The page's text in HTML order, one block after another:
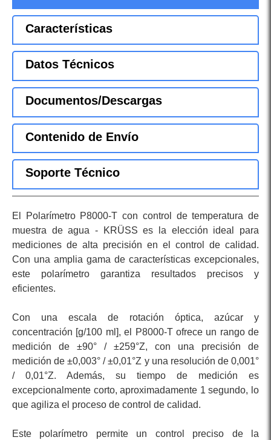
Características
Datos Técnicos
Documentos/Descargas
Contenido de Envío
Soporte Técnico
El Polarímetro P8000-T con control de temperatura de
muestra de agua - KRÜSS es la elección ideal para
mediciones de alta precisión en el control de calidad.
Con una amplia gama de características excepcionales,
este polarímetro garantiza resultados precisos y
eficientes.
Con una escala de rotación óptica, azúcar y
concentración [g/100 ml], el P8000-T ofrece un rango de
medición de ±90° / ±259°Z, con una precisión de
medición de ±0,003° / ±0,01°Z y una resolución de 0,001°
/ 0,01°Z. Además, su tiempo de medición es
excepcionalmente corto, aproximadamente 1 segundo, lo
que agiliza el proceso de control de calidad.
Este polarímetro permite un control preciso de la